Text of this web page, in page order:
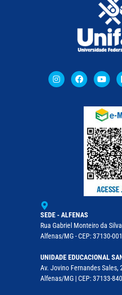
SEDE - ALFENAS
Rua Gabriel Monteiro da
Alfenas/MG - CEP: 37130-
UNIDADE EDUCACIONAL
Av. Jovino Fernandes Sales,
Alfenas/MG | CEP: 37133-840